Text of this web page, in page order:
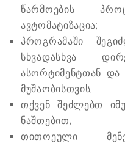
წარმოების
ავტომატიზაცია;
პროგრამაში
სხვადასხვა
ასორტიმენტთან
მუშაობისთვის;
თქვენ შეძლებთ
ნაშთებით;
თითოეული